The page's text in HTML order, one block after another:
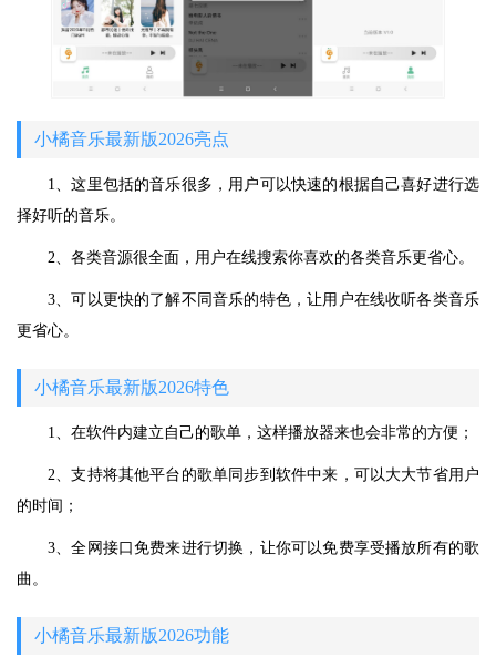
小橘音乐最新版2026亮点
1、这里包括的音乐很多，用户可以快速的根据自己喜好进行选
择好听的音乐。
2、各类音源很全面，用户在线搜索你喜欢的各类音乐更省心。
3、可以更快的了解不同音乐的特色，让用户在线收听各类音乐
更省心。
小橘音乐最新版2026特色
1、在软件内建立自己的歌单，这样播放器来也会非常的方便；
2、支持将其他平台的歌单同步到软件中来，可以大大节省用户
的时间；
3、全网接口免费来进行切换，让你可以免费享受播放所有的歌
曲。
小橘音乐最新版2026功能